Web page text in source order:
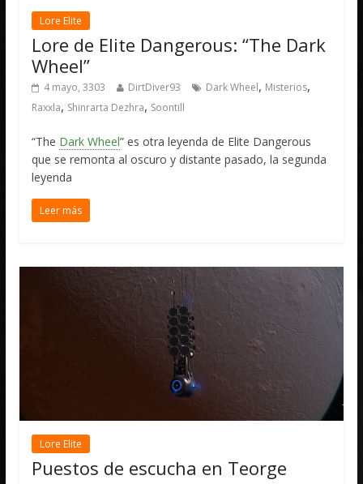
Lore Elite
Lore de Elite Dangerous: “The Dark
Wheel”
4 mayo, 3303 DirtDiver93 Dark Wheel, Misterios,
Raxxla, Shinrarta Dezhra, Soontill
“The Dark Wheel” es otra leyenda de Elite Dangerous
que se remonta al oscuro y distante pasado, la segunda
leyenda
Leer más
Lore Elite
Puestos de escucha en Teorge